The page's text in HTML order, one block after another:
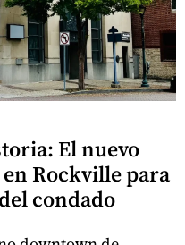
El nuevo
Rockville para
condado